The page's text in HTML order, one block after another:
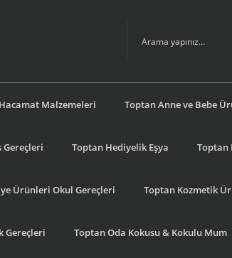
Malzemeleri Toptan Anne ve Bebe
Gereçleri Toptan Hediyelik Eşya Toptan
Ürünleri Okul Gereçleri Toptan Kozmetik
Gereçleri Toptan Oda Kokusu & Kokulu Mum